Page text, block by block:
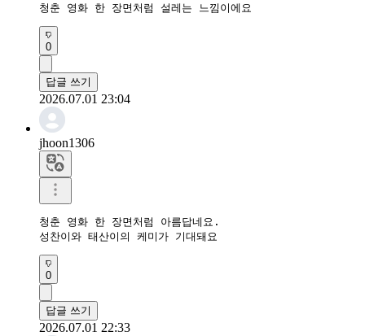
청춘 영화 한 장면처럼 설레는 느낌이에요
0
답글 쓰기
2026.07.01 23:04
jhoon1306
청춘 영화 한 장면처럼 아름답네요.
성찬이와 태산이의 케미가 기대돼요
0
답글 쓰기
2026.07.01 22:33